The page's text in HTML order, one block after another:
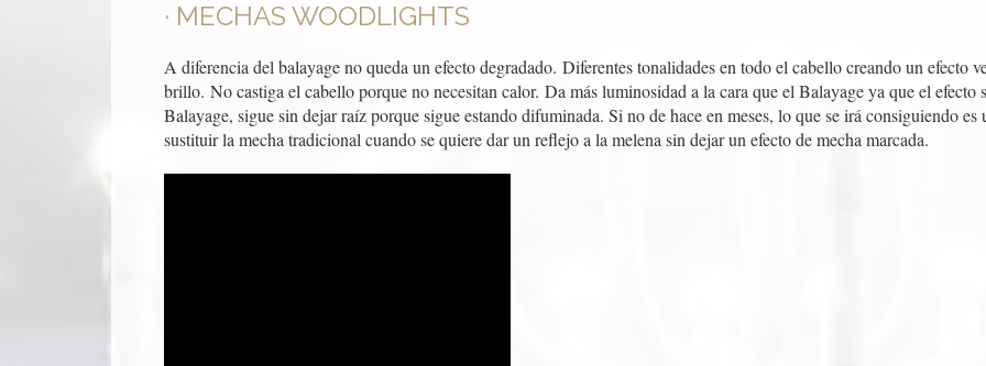
MECHAS WOODLIGHTS
A diferencia del balayage no queda un efecto degradado. Diferentes tonalidades en todo el cabello creando un efecto
brillo. No castiga el cabello porque no necesitan calor. Da más luminosidad a la cara que el Balayage ya que el efecto
Balayage, sigue sin dejar raíz porque sigue estando difuminada. Si no de hace en meses, lo que se irá consiguiendo es
sustituir la mecha tradicional cuando se quiere dar un reflejo a la melena sin dejar un efecto de mecha marcada.